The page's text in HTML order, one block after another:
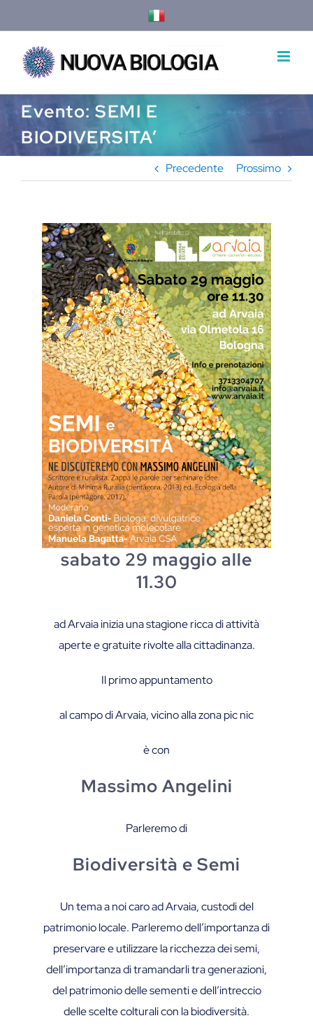
al
contenuto
Evento: SEMI E
BIODIVERSITA’
Precedente Prossimo
sabato 29 maggio alle
11.30
ad Arvaia inizia una stagione ricca di attività
aperte e gratuite rivolte alla cittadinanza.
Il primo appuntamento
al campo di Arvaia, vicino alla zona pic nic
è con
Massimo Angelini
Parleremo di
Biodiversità e Semi
Un tema a noi caro ad Arvaia, custodi del
patrimonio locale. Parleremo dell’importanza di
preservare e utilizzare la ricchezza dei semi,
dell’importanza di tramandarli tra generazioni,
del patrimonio delle sementi e dell’intreccio
delle scelte colturali con la biodiversità.